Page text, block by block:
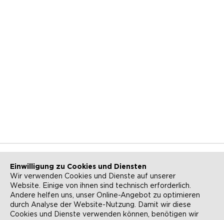
NEWSLETTER KONTAKT
ANFAHRT BARRIEREFREIHEIT
Einwilligung zu Cookies und Diensten
Wir verwenden Cookies und Dienste auf unserer
Website. Einige von ihnen sind technisch erforderlich.
Andere helfen uns, unser Online-Angebot zu optimieren
durch Analyse der Website-Nutzung. Damit wir diese
Cookies und Dienste verwenden können, benötigen wir